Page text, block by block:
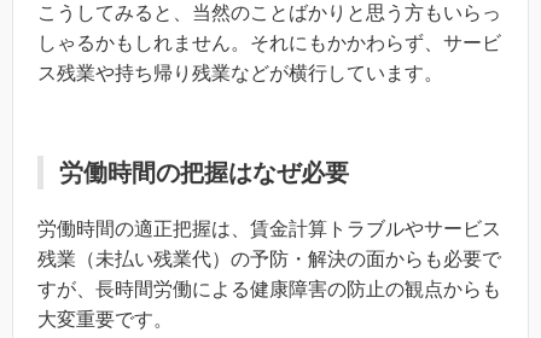
こうしてみると、当然のことばかりと思う方もいらっ
しゃるかもしれません。それにもかかわらず、サービ
ス残業や持ち帰り残業などが横行しています。
労働時間の把握はなぜ必要
労働時間の適正把握は、賃金計算トラブルやサービス
残業（未払い残業代）の予防・解決の面からも必要で
すが、長時間労働による健康障害の防止の観点からも
大変重要です。